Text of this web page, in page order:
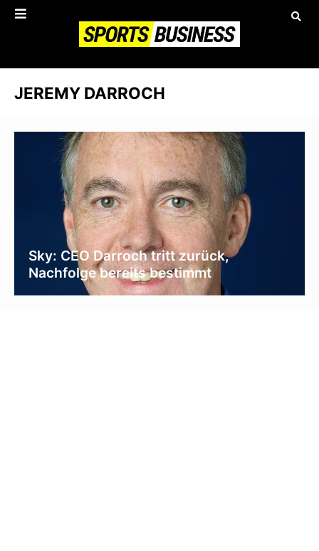
JEREMY DARROCH
Sky: CEO Darroch tritt zurück,
Nachfolge bereits bestimmt